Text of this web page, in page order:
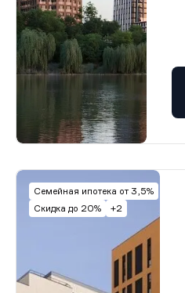
Семейная ипотека от 3,5%
Скидка до 20%
+2